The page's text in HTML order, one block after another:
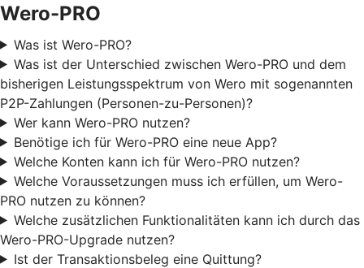
Wero-PRO
Was ist Wero-PRO?
Was ist der Unterschied zwischen Wero-PRO und dem
bisherigen Leistungsspektrum von Wero mit sogenannten
P2P-Zahlungen (Personen-zu-Personen)?
Wer kann Wero-PRO nutzen?
Benötige ich für Wero-PRO eine neue App?
Welche Konten kann ich für Wero-PRO nutzen?
Welche Voraussetzungen muss ich erfüllen, um Wero-
PRO nutzen zu können?
Welche zusätzlichen Funktionalitäten kann ich durch das
Wero-PRO-Upgrade nutzen?
Ist der Transaktionsbeleg eine Quittung?